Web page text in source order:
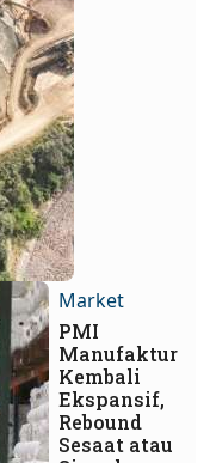
Market
PMI
Manufaktur
Kembali
Ekspansif,
Rebound
Sesaat atau